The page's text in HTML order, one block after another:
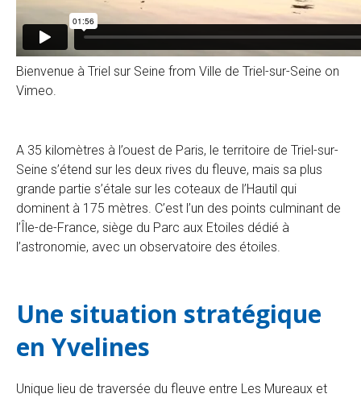
Bienvenue à Triel sur Seine from Ville de Triel-sur-Seine on
Vimeo.
A 35 kilomètres à l’ouest de Paris, le territoire de Triel-sur-
Seine s’étend sur les deux rives du fleuve, mais sa plus
grande partie s’étale sur les coteaux de l’Hautil qui
dominent à 175 mètres. C’est l’un des points culminant de
l’Île-de-France, siège du Parc aux Etoiles dédié à
l’astronomie, avec un observatoire des étoiles.
Une situation stratégique
en Yvelines
Unique lieu de traversée du fleuve entre Les Mureaux et